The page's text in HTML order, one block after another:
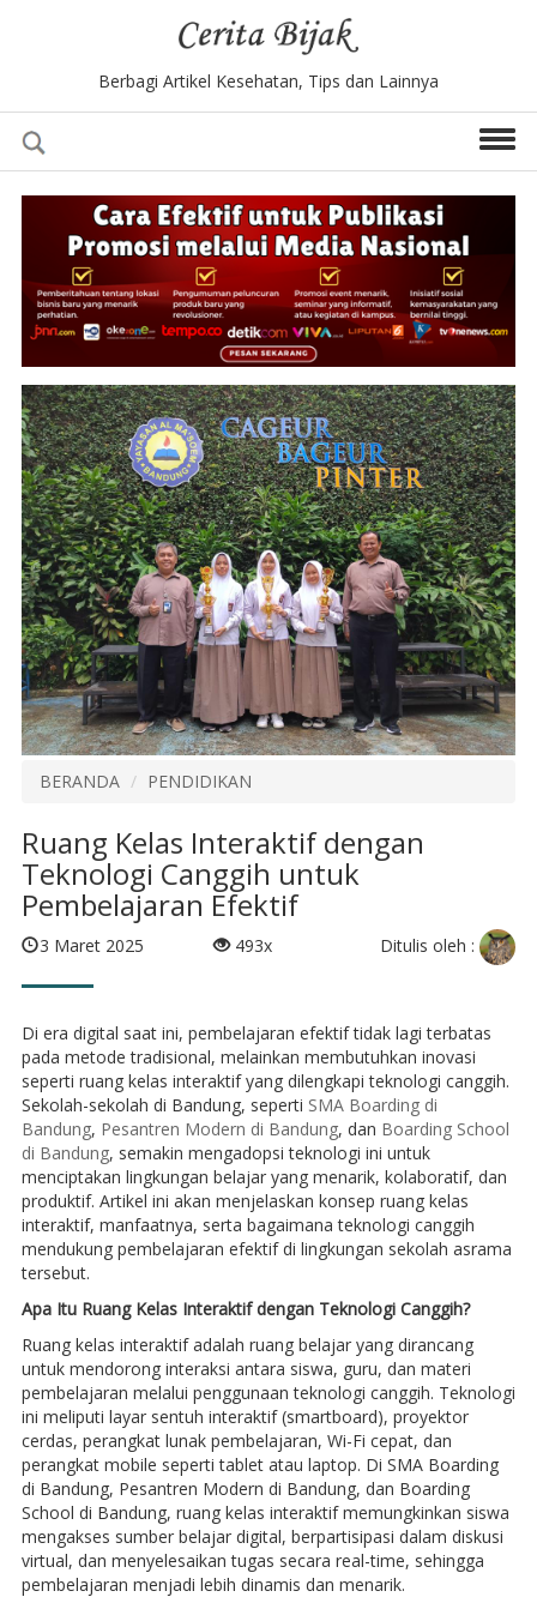
Berbagi Artikel Kesehatan, Tips dan Lainnya
BERANDA PENDIDIKAN
Ruang Kelas Interaktif dengan
Teknologi Canggih untuk
Pembelajaran Efektif
3 Maret 2025 493x Ditulis oleh :
Di era digital saat ini, pembelajaran efektif tidak lagi terbatas
pada metode tradisional, melainkan membutuhkan inovasi
seperti ruang kelas interaktif yang dilengkapi teknologi canggih.
Sekolah-sekolah di Bandung, seperti SMA Boarding di
Bandung, Pesantren Modern di Bandung, dan Boarding School
di Bandung, semakin mengadopsi teknologi ini untuk
menciptakan lingkungan belajar yang menarik, kolaboratif, dan
produktif. Artikel ini akan menjelaskan konsep ruang kelas
interaktif, manfaatnya, serta bagaimana teknologi canggih
mendukung pembelajaran efektif di lingkungan sekolah asrama
tersebut.
Apa Itu Ruang Kelas Interaktif dengan Teknologi Canggih?
Ruang kelas interaktif adalah ruang belajar yang dirancang
untuk mendorong interaksi antara siswa, guru, dan materi
pembelajaran melalui penggunaan teknologi canggih. Teknologi
ini meliputi layar sentuh interaktif (smartboard), proyektor
cerdas, perangkat lunak pembelajaran, Wi-Fi cepat, dan
perangkat mobile seperti tablet atau laptop. Di SMA Boarding
di Bandung, Pesantren Modern di Bandung, dan Boarding
School di Bandung, ruang kelas interaktif memungkinkan siswa
mengakses sumber belajar digital, berpartisipasi dalam diskusi
virtual, dan menyelesaikan tugas secara real-time, sehingga
pembelajaran menjadi lebih dinamis dan menarik.